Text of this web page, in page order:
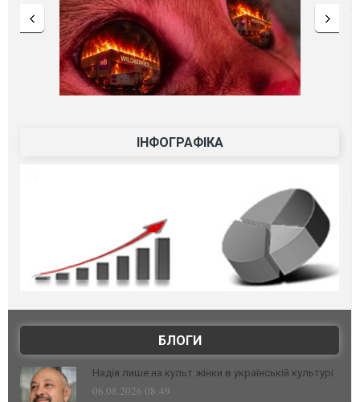
ІНФОГРАФІКА
БЛОГИ
Надія лише на культ жінки в українській культурі
06.08.2026 08:49